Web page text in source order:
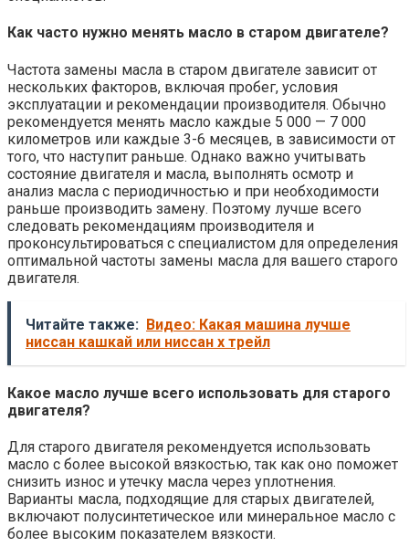
Как часто нужно менять масло в старом двигателе?
Частота замены масла в старом двигателе зависит от
нескольких факторов, включая пробег, условия
эксплуатации и рекомендации производителя. Обычно
рекомендуется менять масло каждые 5 000 — 7 000
километров или каждые 3-6 месяцев, в зависимости от
того, что наступит раньше. Однако важно учитывать
состояние двигателя и масла, выполнять осмотр и
анализ масла с периодичностью и при необходимости
раньше производить замену. Поэтому лучше всего
следовать рекомендациям производителя и
проконсультироваться с специалистом для определения
оптимальной частоты замены масла для вашего старого
двигателя.
Читайте также: Видео: Какая машина лучше
ниссан кашкай или ниссан х трейл
Какое масло лучше всего использовать для старого
двигателя?
Для старого двигателя рекомендуется использовать
масло с более высокой вязкостью, так как оно поможет
снизить износ и утечку масла через уплотнения.
Варианты масла, подходящие для старых двигателей,
включают полусинтетическое или минеральное масло с
более высоким показателем вязкости.